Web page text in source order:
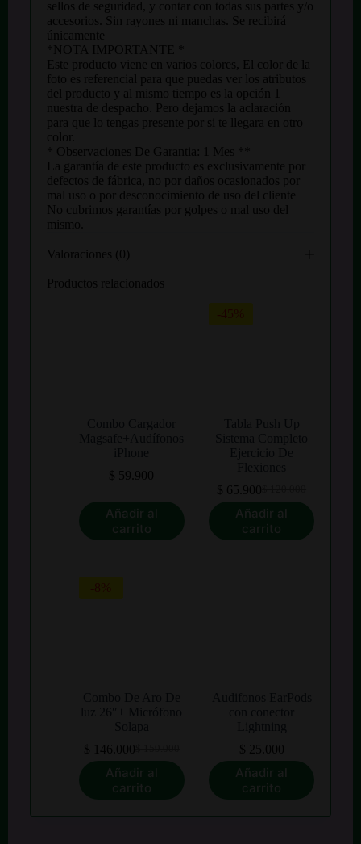
sellos de seguridad, y contar con todas sus partes y/o
accesorios. Sin rayones ni manchas. Se recibirá
únicamente
*NOTA IMPORTANTE *
Este producto viene en varios colores, El color de la
foto es referencial para que puedas ver los atributos
del producto y al mismo tiempo es la opción 1
nuestra de despacho. Pero dejamos la aclaración
para que lo tengas presente por si te llegara en otro
color.
* Observaciones De Garantia: 1 Mes **
La garantía de este producto es exclusivamente por
defectos de fábrica, no por daños ocasionados por
mal uso o por desconocimiento de uso del cliente
No cubrimos garantías por golpes o mal uso del
mismo.
Valoraciones (0)
Productos relacionados
$ 59.900
Añadir al
carrito
-45%
El
precio
original
$ 65.900El
precio
actual
Añadir al
carrito
-8%
El
precio
original
$ 146.000
El
precio
actual
Añadir al
carrito
$ 25.000
Añadir al
carrito